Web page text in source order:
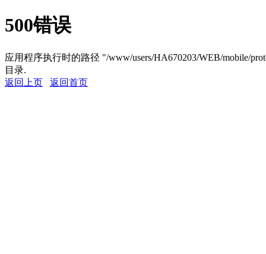
500错误
应用程序执行时的路径 "/www/users/HA670203/WEB/mobile/
目录.
返回上页
返回首页